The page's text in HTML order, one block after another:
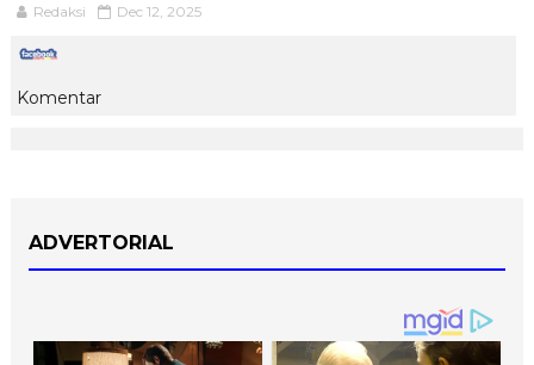
Redaksi Dec 12, 2025
Komentar
ADVERTORIAL